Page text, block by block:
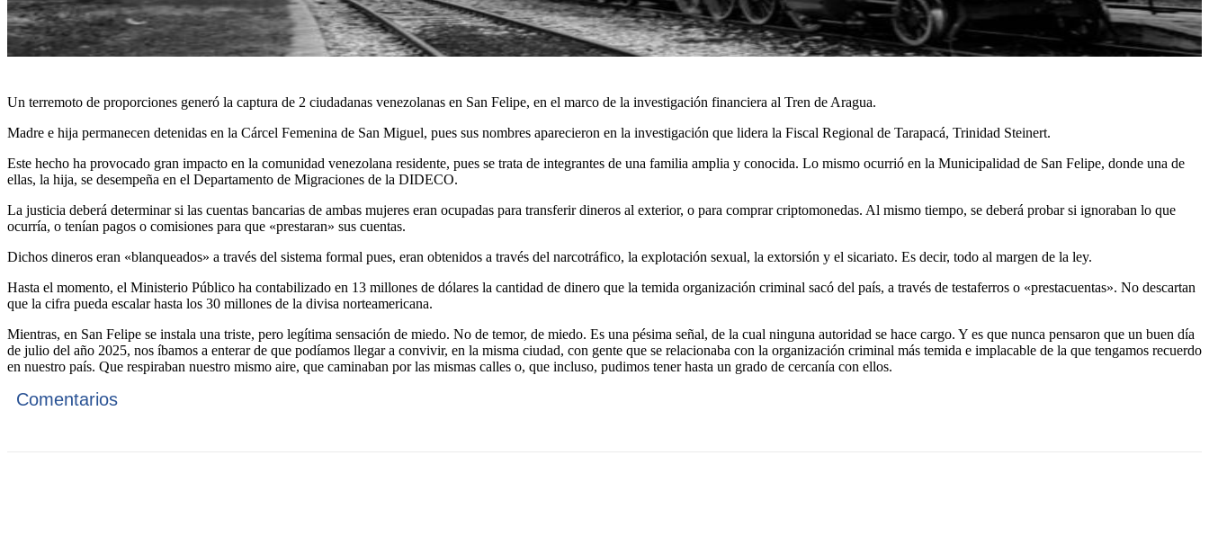
Un terremoto de proporciones generó la captura de 2 ciudadanas venezolanas en San Felipe, en el marco de la investigación financiera al Tren de Aragua.
Madre e hija permanecen detenidas en la Cárcel Femenina de San Miguel, pues sus nombres aparecieron en la investigación que lidera la Fiscal Regional de Tarapacá, Trinidad Steinert.
Este hecho ha provocado gran impacto en la comunidad venezolana residente, pues se trata de integrantes de una familia amplia y conocida. Lo mismo ocurrió en la Municipalidad de San Felipe, donde una de
ellas, la hija, se desempeña en el Departamento de Migraciones de la DIDECO.
La justicia deberá determinar si las cuentas bancarias de ambas mujeres eran ocupadas para transferir dineros al exterior, o para comprar criptomonedas. Al mismo tiempo, se deberá probar si ignoraban lo que
ocurría, o tenían pagos o comisiones para que «prestaran» sus cuentas.
Dichos dineros eran «blanqueados» a través del sistema formal pues, eran obtenidos a través del narcotráfico, la explotación sexual, la extorsión y el sicariato. Es decir, todo al margen de la ley.
Hasta el momento, el Ministerio Público ha contabilizado en 13 millones de dólares la cantidad de dinero que la temida organización criminal sacó del país, a través de testaferros o «prestacuentas». No descartan
que la cifra pueda escalar hasta los 30 millones de la divisa norteamericana.
Mientras, en San Felipe se instala una triste, pero legítima sensación de miedo. No de temor, de miedo. Es una pésima señal, de la cual ninguna autoridad se hace cargo. Y es que nunca pensaron que un buen día
de julio del año 2025, nos íbamos a enterar de que podíamos llegar a convivir, en la misma ciudad, con gente que se relacionaba con la organización criminal más temida e implacable de la que tengamos recuerdo
en nuestro país. Que respiraban nuestro mismo aire, que caminaban por las mismas calles o, que incluso, pudimos tener hasta un grado de cercanía con ellos.
Comentarios